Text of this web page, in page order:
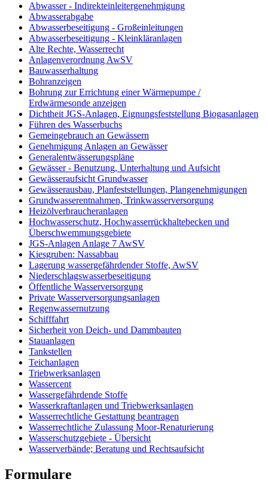
Abwasser - Indirekteinleitergenehmigung
Abwasserabgabe
Abwasserbeseitigung - Großeinleitungen
Abwasserbeseitigung - Kleinkläranlagen
Alte Rechte, Wasserrecht
Anlagenverordnung AwSV
Bauwasserhaltung
Bohranzeigen
Bohrung zur Errichtung einer Wärmepumpe /
Erdwärmesonde anzeigen
Dichtheit JGS-Anlagen, Eignungsfeststellung Biogasanlagen
Führen des Wasserbuchs
Gemeingebrauch an Gewässern
Genehmigung Anlagen an Gewässer
Generalentwässerungspläne
Gewässer - Benutzung, Unterhaltung und Aufsicht
Gewässeraufsicht Grundwasser
Gewässerausbau, Planfeststellungen, Plangenehmigungen
Grundwasserentnahmen, Trinkwasserversorgung
Heizölverbraucheranlagen
Hochwasserschutz, Hochwasserrückhaltebecken und
Überschwemmungsgebiete
JGS-Anlagen Anlage 7 AwSV
Kiesgruben: Nassabbau
Lagerung wassergefährdender Stoffe, AwSV
Niederschlagswasserbeseitigung
Öffentliche Wasserversorgung
Private Wasserversorgungsanlagen
Regenwassernutzung
Schifffahrt
Sicherheit von Deich- und Dammbauten
Stauanlagen
Tankstellen
Teichanlagen
Triebwerksanlagen
Wassercent
Wassergefährdende Stoffe
Wasserkraftanlagen und Triebwerksanlagen
Wasserrechtliche Gestattung beantragen
Wasserrechtliche Zulassung Moor-Renaturierung
Wasserschutzgebiete - Übersicht
Wasserverbände; Beratung und Rechtsaufsicht
Formulare